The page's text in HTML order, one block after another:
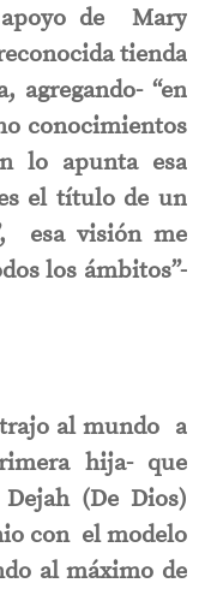
de Mary
tienda
agregando- “en
conocimientos
lo apunta esa
el título de un
esa visión me
los ámbitos”-
al mundo a
hija- que
(De Dios)
con el modelo
al máximo de